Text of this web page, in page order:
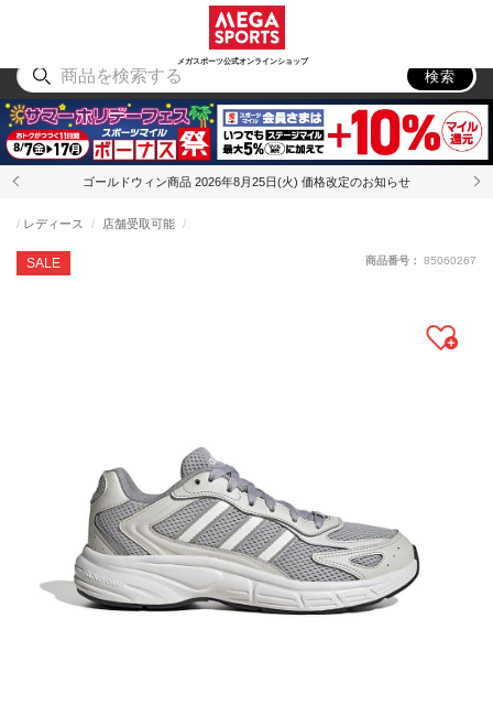
メガスポーツ公式オンラインショップ
アウトドア
検索
ゴールドウィン商品 2026年8月25日(火) 価格改定のお知らせ
SALE
レディース 店舗受取可能
商品番号： 85060267